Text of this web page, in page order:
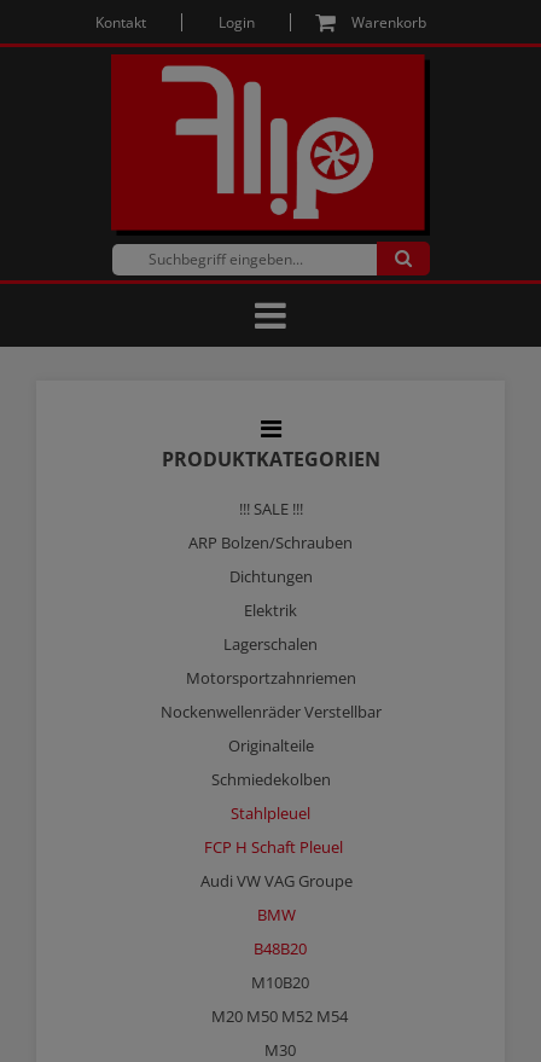
Kontakt Login Warenkorb
PRODUKTKATEGORIEN
!!! SALE !!!
ARP Bolzen/Schrauben
Dichtungen
Elektrik
Lagerschalen
Motorsportzahnriemen
Nockenwellenräder Verstellbar
Originalteile
Schmiedekolben
Stahlpleuel
FCP H Schaft Pleuel
Audi VW VAG Groupe
BMW
B48B20
M10B20
M20 M50 M52 M54
M30